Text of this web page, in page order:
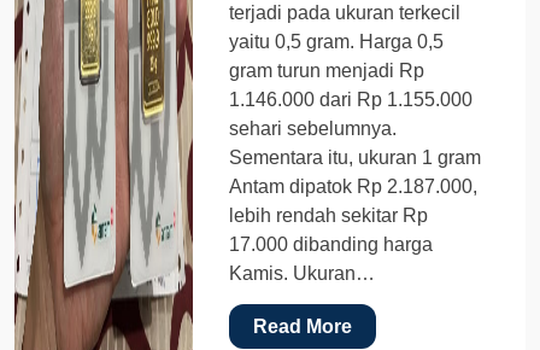
terjadi pada ukuran terkecil
yaitu 0,5 gram. Harga 0,5
gram turun menjadi Rp
1.146.000 dari Rp 1.155.000
sehari sebelumnya.
Sementara itu, ukuran 1 gram
Antam dipatok Rp 2.187.000,
lebih rendah sekitar Rp
17.000 dibanding harga
Kamis. Ukuran…
Read More